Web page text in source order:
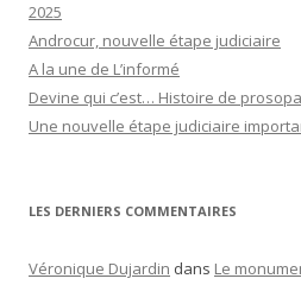
2025
Androcur, nouvelle étape judiciaire
A la une de L’informé
Devine qui c’est… Histoire de
Une nouvelle étape judiciaire
LES DERNIERS COMMENTAIRES
Véronique Dujardin dans Le